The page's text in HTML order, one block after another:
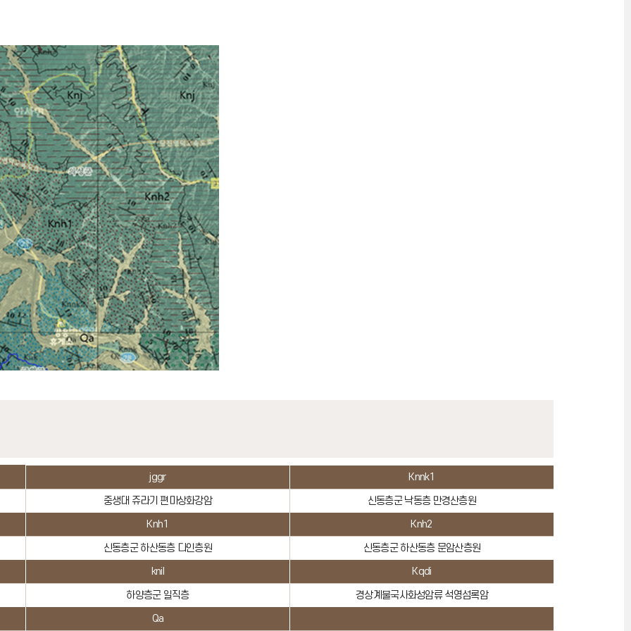
jggr
Knnk1
중생대 쥬라기 편마상화강암
신동층군 낙동층 만경산층원
Knh1
Knh2
신동층군 하산동층 다인층원
신동층군 하산동층 문암산층원
knil
Kqdi
하양층군 일직층
경상계불국사화성암류 석영섬록암
Qa